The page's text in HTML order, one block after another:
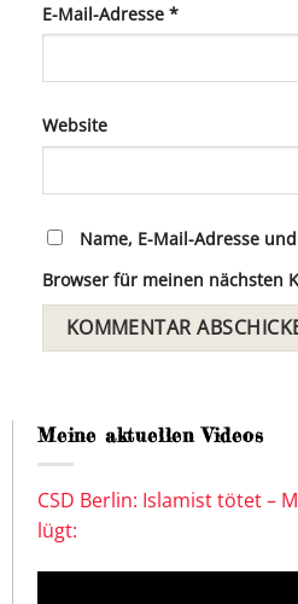
E-Mail-Adresse *
Website
Name, E-Mail-Adresse
Browser für meinen nächsten
Meine aktuellen Videos
CSD Berlin: Islamist tötet –
lügt: